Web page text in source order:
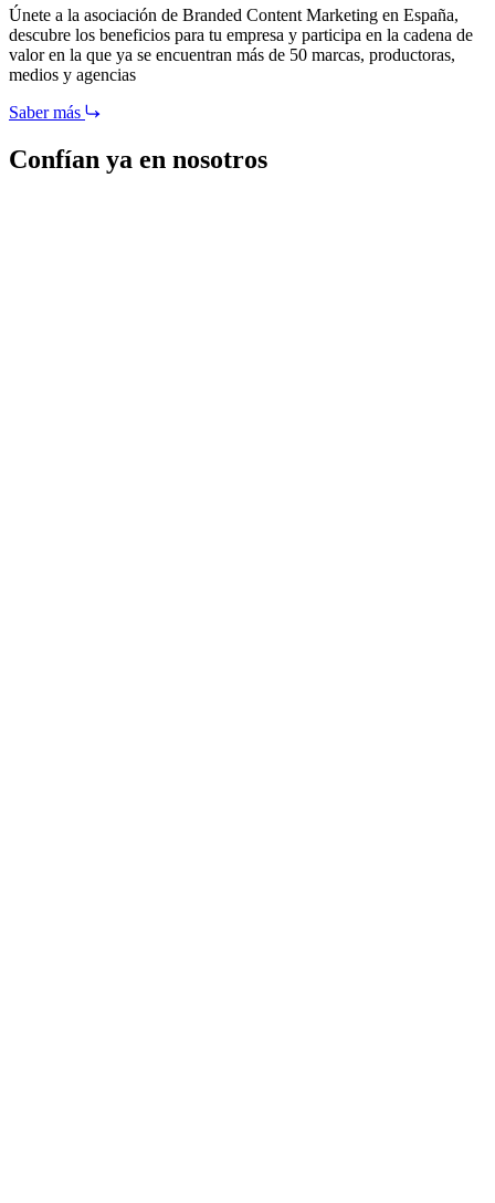
Únete a la asociación de Branded Content Marketing en España,
descubre los beneficios para tu empresa y participa en la cadena de
valor en la que ya se encuentran más de 50 marcas, productoras,
medios y agencias
Saber más
Confían ya en nosotros